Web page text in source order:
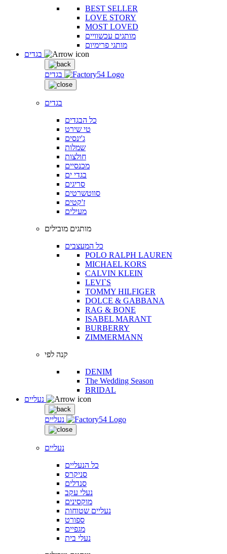
BEST SELLER
LOVE STORY
MOST LOVED
מותגים עכשוויים
מותגי פרימיום
בגדים
בגדים
כל הבגדים
טי שירט
ג'ינסים
שמלות
חולצות
מכנסיים
בגדי ים
סריגים
סווטשרטים
ז'קטים
מעילים
מותגים מובילים
כל המעצבים
POLO RALPH LAUREN
MICHAEL KORS
CALVIN KLEIN
LEVI`S
TOMMY HILFIGER
DOLCE & GABBANA
RAG & BONE
ISABEL MARANT
BURBERRY
ZIMMERMANN
קנה לפי
DENIM
The Wedding Season
BRIDAL
נעליים
נעליים
כל הנעליים
סניקרס
סנדלים
נעלי עקב
מוקסינים
נעליים שטוחות
ספורט
מגפיים
נעלי בית